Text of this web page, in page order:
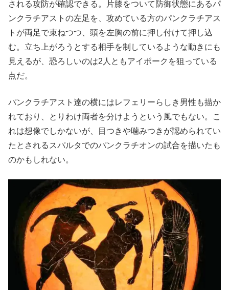
される攻防が確認できる。片膝をついて防御状態にあるパ
ンクラチアストの左足を、攻めている方のパンクラチアス
トが両足で束ねつつ、頭を左胸の前に押し付けて押し込
む。立ち上がろうとする相手を制しているような動きにも
見えるが、恐ろしいのは2人ともアイポークを狙っている
点だ。
パンクラチアスト達の横にはレフェリーらしき男性も描か
れており、とりわけ両者を分けようという風でもない。こ
れは想像でしかないが、目つきや噛みつきが認められてい
たとされるスパルタでのパンクラチオンの試合を描いたも
のかもしれない。